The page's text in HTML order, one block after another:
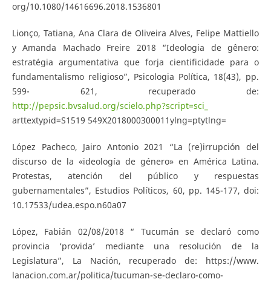
org/10.1080/14616696.2018.1536801
Lionço, Tatiana, Ana Clara de Oliveira Alves, Felipe Mattiello
y Amanda Machado Freire 2018 “Ideologia de gênero:
estratégia argumentativa que forja cientificidade para o
fundamentalismo religioso”, Psicologia Política, 18(43), pp.
599- 621, recuperado de:
http://pepsic.bvsalud.org/scielo.php?script=sci_
arttextypid=S1519 549X2018000300011ylng=ptytlng=
López Pacheco, Jairo Antonio 2021 “La (re)irrupción del
discurso de la «ideología de género» en América Latina.
Protestas, atención del público y respuestas
gubernamentales”, Estudios Políticos, 60, pp. 145-177, doi:
10.17533/udea.espo.n60a07
López, Fabián 02/08/2018 “ Tucumán se declaró como
provincia ‘provida’ mediante una resolución de la
Legislatura”, La Nación, recuperado de: https://www.
lanacion.com.ar/politica/tucuman-se-declaro-como-